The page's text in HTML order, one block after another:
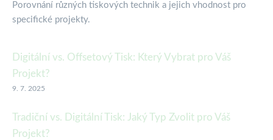
Porovnání různých tiskových technik a jejich vhodnost pro
specifické projekty.
Digitální vs. Offsetový Tisk: Který Vybrat pro Váš
Projekt?
9. 7. 2025
Tradiční vs. Digitální Tisk: Jaký Typ Zvolit pro Váš
Projekt?